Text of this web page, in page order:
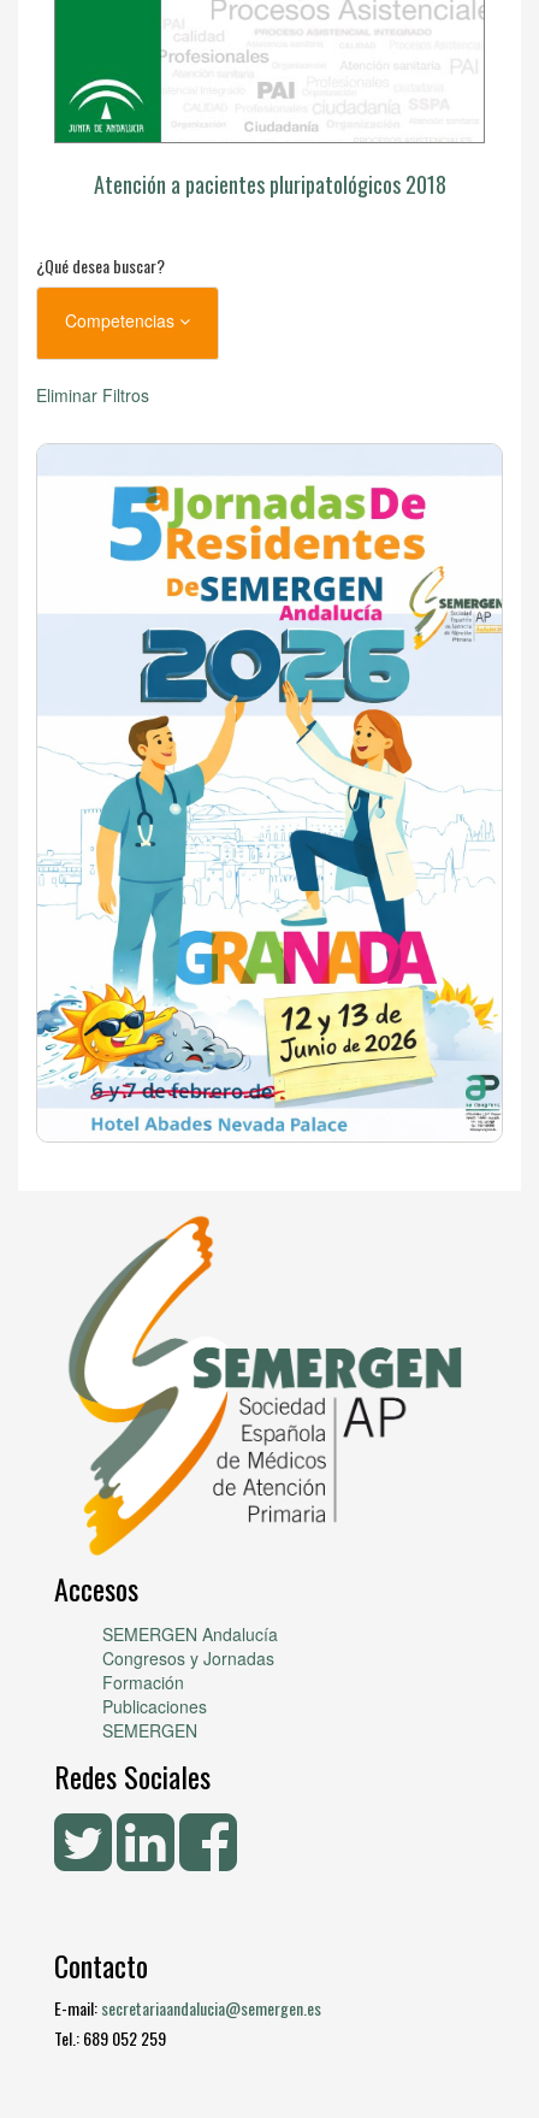
Atención a pacientes pluripatológicos 2018
¿Qué desea buscar?
Competencias
Eliminar Filtros
Accesos
SEMERGEN Andalucía
Congresos y Jornadas
Formación
Publicaciones
SEMERGEN
Redes Sociales
Contacto
E-mail:secretariaandalucia@semergen.es
Tel.: 689 052 259